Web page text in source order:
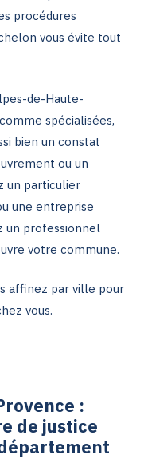
procédures
vous évite tout
de-Haute-
spécialisées,
bien un constat
ou un
un particulier
une entreprise
un professionnel
votre commune.
affinez par ville pour
vous.
:
de justice